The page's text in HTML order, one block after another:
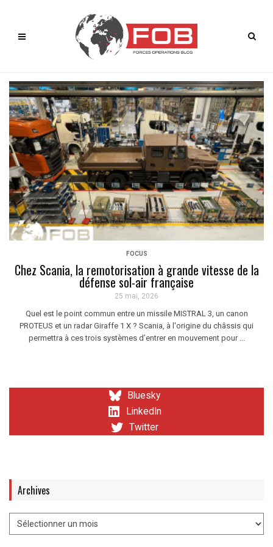
FOCUS
Chez Scania, la remotorisation à grande vitesse de la
défense sol-air française
25 mai, 2026
Quel est le point commun entre un missile MISTRAL 3, un canon
PROTEUS et un radar Giraffe 1 X ? Scania, à l'origine du châssis qui
permettra à ces trois systèmes d’entrer en mouvement pour ...
Bluesky
LinkedIn
Twitter
Archives